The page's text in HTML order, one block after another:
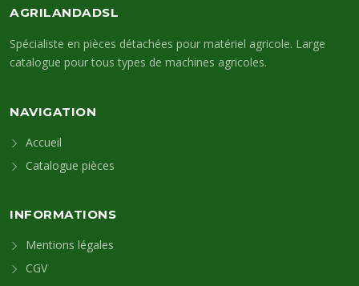
AGRILANDADSL
Spécialiste en pièces détachées pour matériel agricole. Large
catalogue pour tous types de machines agricoles.
NAVIGATION
Accueil
Catalogue pièces
INFORMATIONS
Mentions légales
CGV